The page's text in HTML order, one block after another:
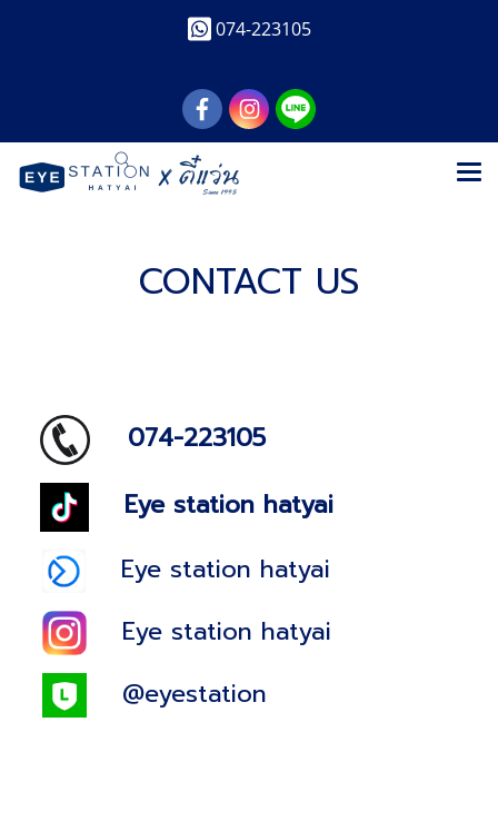
074-223105
CONTACT US
074-223105
Eye station hatyai
Eye station hatyai
Eye station hatyai
@eyestation